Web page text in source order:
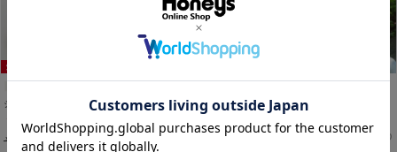
シアーリボンカーデ
￥1,980 税込
￥2,680
税込
衿付トップス
￥1,780 税込
￥2,280
レイヤード風タンクトップ
￥1,280
税込